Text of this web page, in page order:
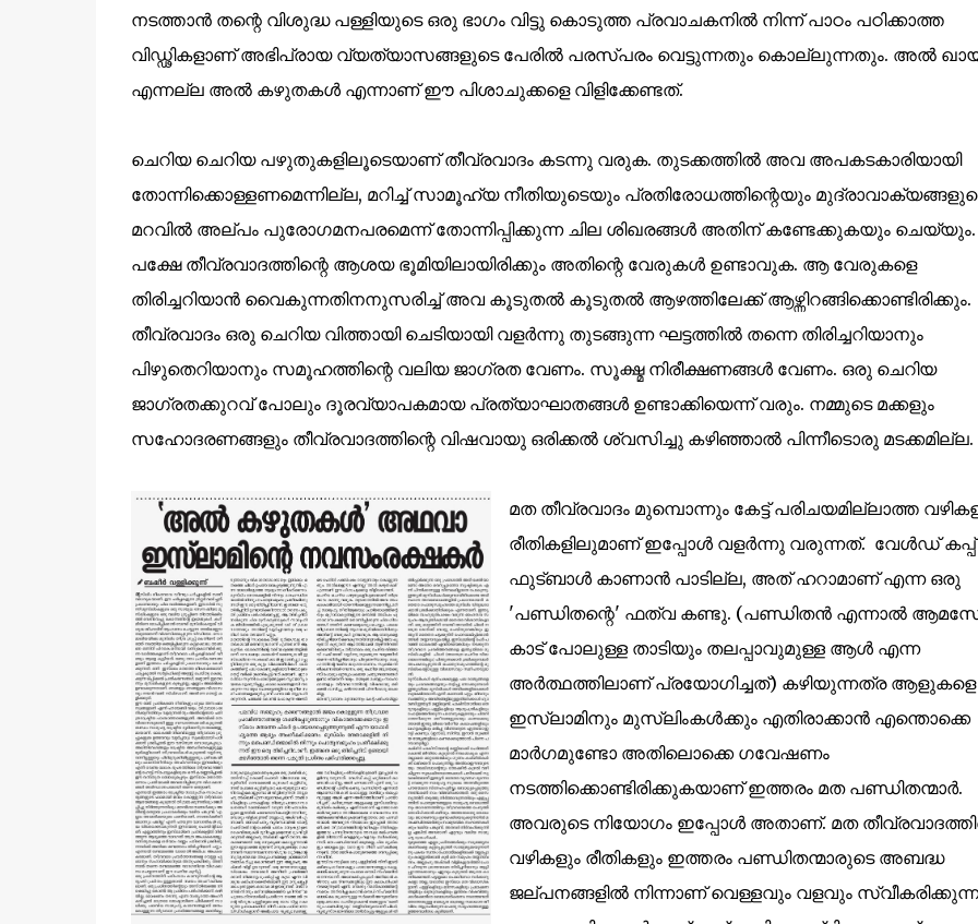
നടത്താൻ തന്റെ വിശുദ്ധ പള്ളിയുടെ ഒരു ഭാഗം വിട്ടു കൊടുത്ത പ്രവാചകനിൽ നിന്ന് പാഠം പഠിക്കാത്ത
വിഡ്ഢികളാണ് അഭിപ്രായ വ്യത്യാസങ്ങളുടെ പേരിൽ പരസ്പരം വെട്ടുന്നതും കൊല്ലുന്നതും. അൽ
എന്നല്ല അൽ കഴുതകൾ എന്നാണ് ഈ പിശാചുക്കളെ വിളിക്കേണ്ടത്.
ചെറിയ ചെറിയ പഴുതുകളിലൂടെയാണ് തീവ്രവാദം കടന്നു വരുക. തുടക്കത്തിൽ അവ അപകടകാരിയായി
തോന്നിക്കൊള്ളണമെന്നില്ല, മറിച്ച് സാമൂഹ്യ നീതിയുടെയും പ്രതിരോധത്തിന്റെയും
മറവിൽ അല്പം പുരോഗമനപരമെന്ന് തോന്നിപ്പിക്കുന്ന ചില ശിഖരങ്ങൾ അതിന് കണ്ടേക്കുകയും ചെയ്യും.
പക്ഷേ തീവ്രവാദത്തിന്റെ ആശയ ഭൂമിയിലായിരിക്കും അതിന്റെ വേരുകൾ ഉണ്ടാവുക. ആ വേരുകളെ
തിരിച്ചറിയാൻ വൈകുന്നതിനനുസരിച്ച് അവ കൂടുതൽ കൂടുതൽ ആഴത്തിലേക്ക് ആഴ്ന്നിറങ്ങിക്കൊണ്ടിരിക്കും.
തീവ്രവാദം ഒരു ചെറിയ വിത്തായി ചെടിയായി വളർന്നു തുടങ്ങുന്ന ഘട്ടത്തിൽ തന്നെ തിരിച്ചറിയാനും
പിഴുതെറിയാനും സമൂഹത്തിന്റെ വലിയ ജാഗ്രത വേണം. സൂക്ഷ്മ നിരീക്ഷണങ്ങൾ വേണം. ഒരു ചെറിയ
ജാഗ്രതക്കുറവ് പോലും ദൂരവ്യാപകമായ പ്രത്യാഘാതങ്ങൾ ഉണ്ടാക്കിയെന്ന് വരും. നമ്മുടെ മക്കളും
സഹോദരണങ്ങളും തീവ്രവാദത്തിന്റെ വിഷവായു ഒരിക്കൽ ശ്വസിച്ചു കഴിഞ്ഞാൽ പിന്നീടൊരു മടക്കമില്ല.
മത തീവ്രവാദം മുമ്പൊന്നും കേട്ട് പരിചയമില്ലാത്ത
രീതികളിലുമാണ് ഇപ്പോൾ വളർന്നു വരുന്നത്. വേൾഡ് കപ്പ്‌
ഫുട്ബാൾ കാണാൻ പാടില്ല, അത് ഹറാമാണ് എന്ന ഒരു
'പണ്ഡിതന്റെ' ഫത്‌വ കണ്ടു. (പണ്ഡിതൻ എന്നാൽ
കാട് പോലുള്ള താടിയും തലപ്പാവുമുള്ള ആൾ എന്ന
അർത്ഥത്തിലാണ് പ്രയോഗിച്ചത്) കഴിയുന്നത്ര ആളുകളെ
ഇസ്ലാമിനും മുസ്ലിംകൾക്കും എതിരാക്കാൻ എന്തൊക്കെ
മാർഗമുണ്ടോ അതിലൊക്കെ ഗവേഷണം
നടത്തിക്കൊണ്ടിരിക്കുകയാണ് ഇത്തരം മത പണ്ഡിതന്മാർ.
അവരുടെ നിയോഗം ഇപ്പോൾ അതാണ്‌. മത
വഴികളും രീതികളും ഇത്തരം പണ്ഡിതന്മാരുടെ അബദ്ധ
ജല്പനങ്ങളിൽ നിന്നാണ് വെള്ളവും വളവും